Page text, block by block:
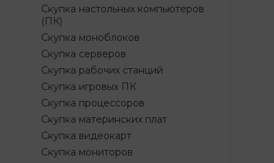
Скупка настольных компьютеров
(ПК)
Скупка моноблоков
Скупка серверов
Скупка рабочих станций
Скупка игровых ПК
Скупка процессоров
Скупка материнских плат
Скупка видеокарт
Скупка мониторов